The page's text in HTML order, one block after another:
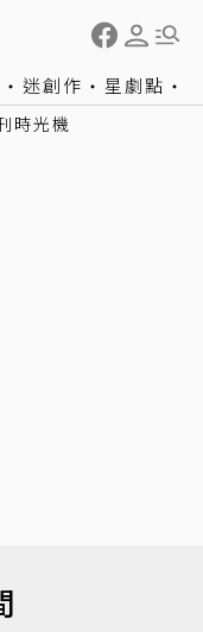
迷創作 星劇點
時光機